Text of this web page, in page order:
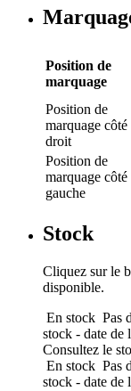
Position de
marquage
Position de
marquage côté
droit
Position de
marquage côté
gauche
Stock
Cliquez sur le
disponible.
En stock Pas
stock - date de
Consultez le
En stock Pas
stock - date de